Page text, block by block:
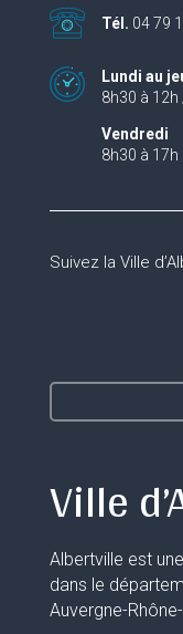
Tél. 04 79
Lundi au
8h30 à
Vendredi
8h30 à 17h
Suivez la Ville
Ville
Albertville est
dans le
Auvergne-